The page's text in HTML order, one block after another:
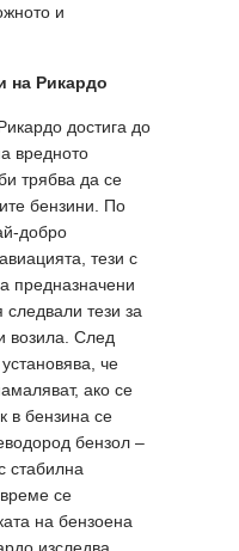
и
на Рикардо
достига до
вредното
трябва да се
бензини. По
добро
тези с
предназначени
тези за
возила. След
че
ако се
в бензина се
бензол –
стабилна
се
на бензоена